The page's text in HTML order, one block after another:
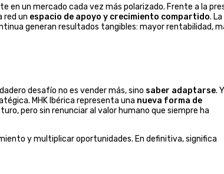
en un mercado cada vez más polarizado. Frente a la
red un espacio de apoyo y crecimiento compartido. La
generan resultados tangibles: mayor rentabilidad,
desafío no es vender más, sino saber adaptarse.
MHK Ibérica representa una nueva forma de
pero sin renunciar al valor humano que siempre ha
y multiplicar oportunidades. En definitiva, significa